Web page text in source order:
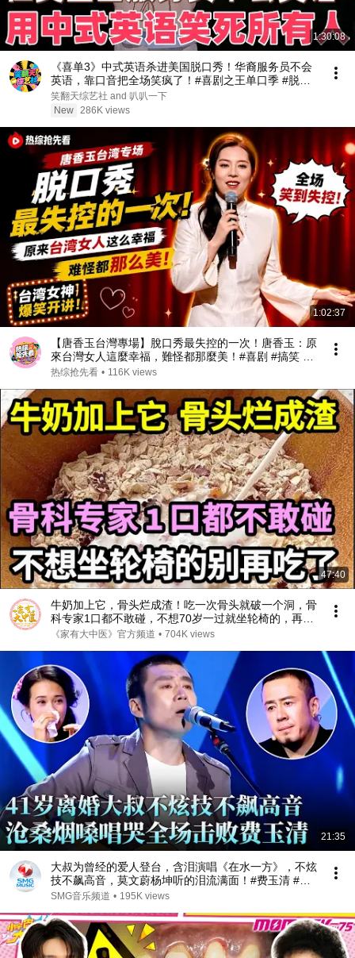
1:30:08
《喜单3》中式英语杀进美国脱口秀！华裔服务员不会
英语，靠口音把全场笑疯了！#喜剧之王单口季 #脱口
秀 #搞笑 #喜剧 #funny #综艺
笑翻天综艺社 and 叭叭一下
New 286K views
1:02:37
【唐香玉台灣專場】脫口秀最失控的一次！唐香玉：原
來台灣女人這麼幸福，難怪都那麼美！#喜剧 #搞笑 #
娱乐 #talkshow
热综抢先看 • 116K views
47:40
牛奶加上它，骨头烂成渣！吃一次骨头就破一个洞，骨
科专家1口都不敢碰，不想70岁一过就坐轮椅的，再喜
欢都要忌口！【家庭大医生】
《家有大中医》官方频道 • 704K views
21:35
大叔为曾经的爱人登台，含泪演唱《在水一方》，不炫
技不飙高音，莫文蔚杨坤听的泪流满面！#费玉清 #任
柏儒 #天籁之战1 精华版 clip
SMG音乐频道 • 195K views